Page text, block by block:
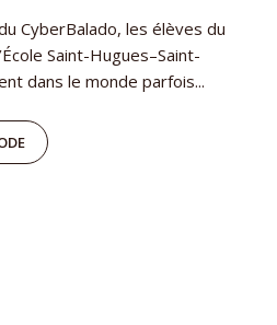
CyberBalado, les élèves du
Saint-Hugues–Saint-
dans le monde parfois...